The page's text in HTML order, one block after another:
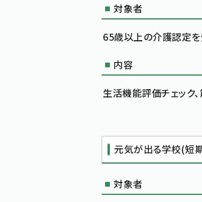
対象者
65歳以上の介護認定
内容
生活機能評価チェック
元気が出る学校(短
対象者